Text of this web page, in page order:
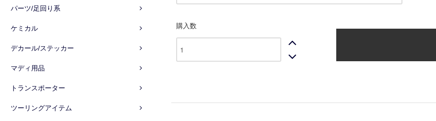
パーツ/足回り系
ケミカル
デカール/ステッカー
マディ用品
トランスポーター
ツーリングアイテム
購入数